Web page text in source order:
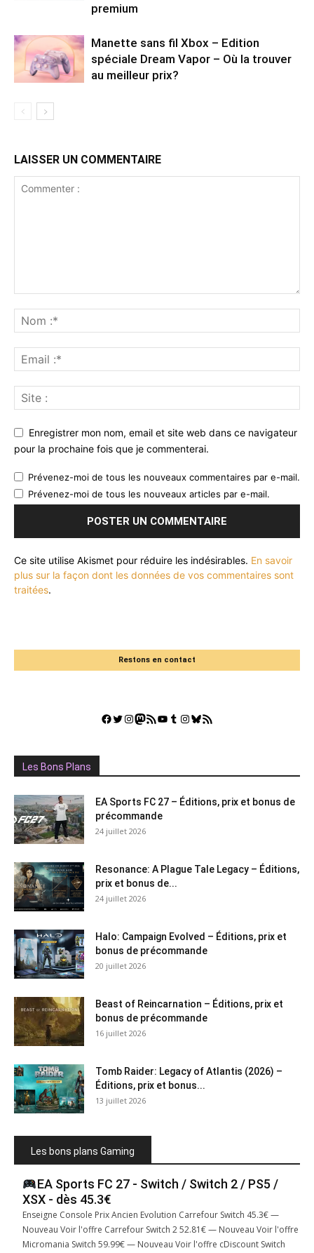
premium
Manette sans fil Xbox – Edition
spéciale Dream Vapor – Où la trouver
au meilleur prix?
LAISSER UN COMMENTAIRE
Enregistrer mon nom, email et site web dans ce navigateur
pour la prochaine fois que je commenterai.
Prévenez-moi de tous les nouveaux commentaires par e-mail.
Prévenez-moi de tous les nouveaux articles par e-mail.
Ce site utilise Akismet pour réduire les indésirables. En savoir
plus sur la façon dont les données de vos commentaires sont
traitées.
Restons en contact
Facebook
Twitter
Instagram
Mastodon
Flux RSSYouTube
Tumblr
Instagram
Bluesky
GestGame
Les Bons Plans
EA Sports FC 27 – Éditions, prix et bonus de
précommande
24 juillet 2026
Resonance: A Plague Tale Legacy – Éditions,
prix et bonus de...
24 juillet 2026
Halo: Campaign Evolved – Éditions, prix et
bonus de précommande
20 juillet 2026
Beast of Reincarnation – Éditions, prix et
bonus de précommande
16 juillet 2026
Tomb Raider: Legacy of Atlantis (2026) –
Éditions, prix et bonus...
13 juillet 2026
Les bons plans Gaming
EA Sports FC 27 - Switch / Switch 2 / PS5 /
XSX - dès 45.3€
Enseigne Console Prix Ancien Evolution Carrefour Switch 45.3€ —
Nouveau Voir l'offre Carrefour Switch 2 52.81€ — Nouveau Voir l'offre
Micromania Switch 59.99€ — Nouveau Voir l'offre cDiscount Switch